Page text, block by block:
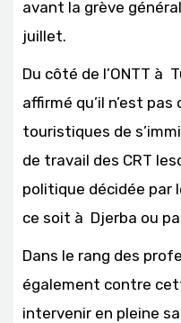
avant la grève
juillet.
Du côté de l’ONTT à
affirmé qu’il n’est
touristiques de
de travail des CRT
politique décidée par
ce soit à Djerba ou
Dans le rang des
également contre
intervenir en pleine